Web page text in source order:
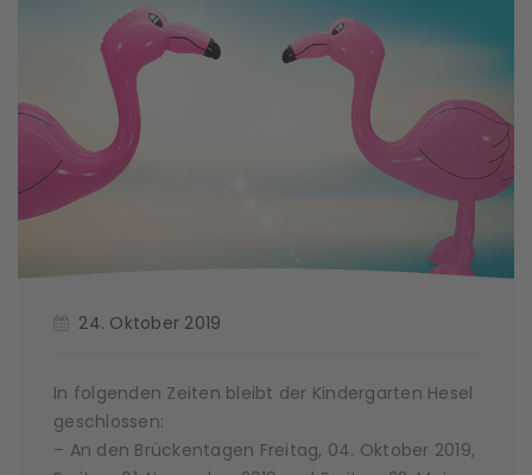
24. Oktober 2019
In folgenden Zeiten bleibt der Kindergarten Hesel
geschlossen:
– An den Brückentagen Freitag, 04. Oktober 2019,